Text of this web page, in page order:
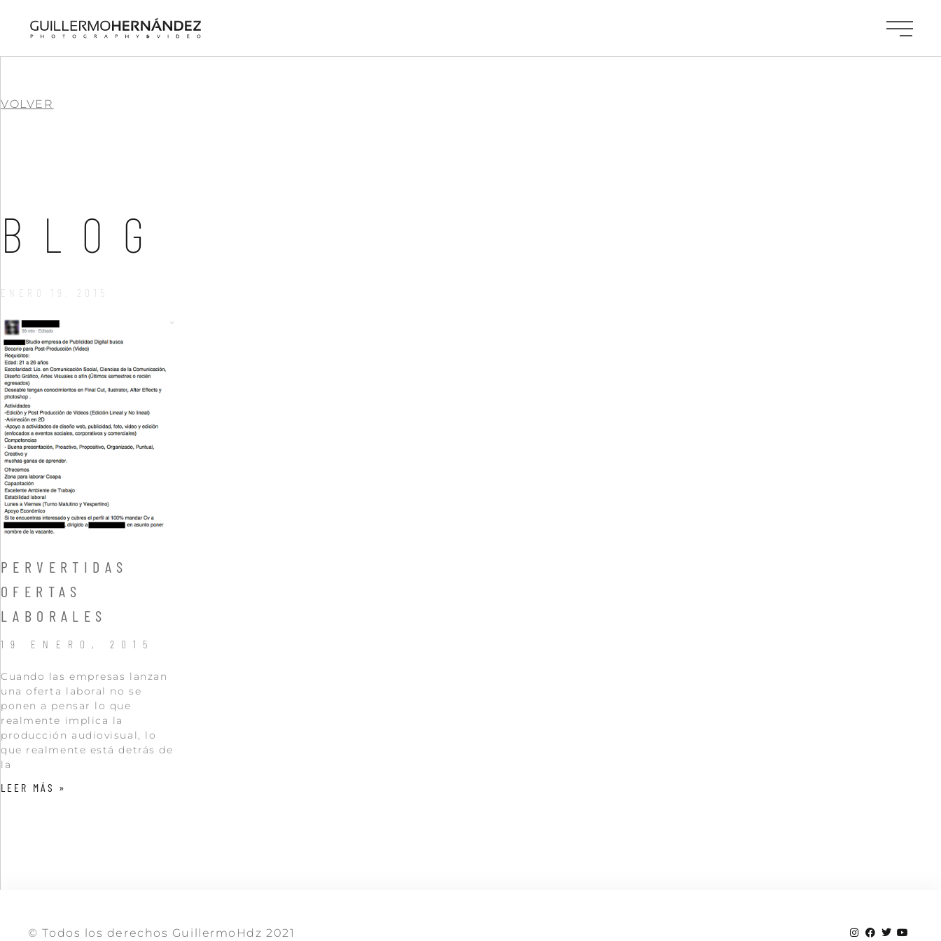
VOLVER
BLOG
ENERO 19, 2015
PERVERTIDAS
OFERTAS
LABORALES
19 ENERO, 2015
Cuando las empresas lanzan
una oferta laboral no se
ponen a pensar lo que
realmente implica la
producción audiovisual, lo
que realmente está detrás de
la
LEER MÁS »
© Todos los derechos GuillermoHdz 2021